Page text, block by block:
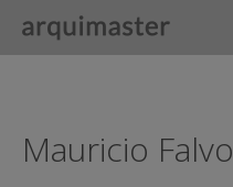
Mauricio Falvo